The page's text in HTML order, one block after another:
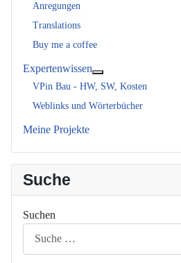
Anregungen
Translations
Buy me a coffee
Expertenwissen
VPin Bau - HW, SW, Kosten
Weblinks und Wörterbücher
Meine Projekte
Suche
Suchen